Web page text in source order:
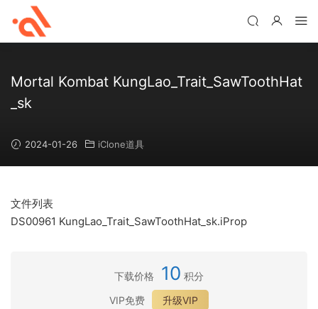
Mortal Kombat KungLao_Trait_SawToothHat
_sk
2024-01-26 iClone道具
文件列表
DS00961 KungLao_Trait_SawToothHat_sk.iProp
下载价格 10 积分
VIP免费
升级VIP